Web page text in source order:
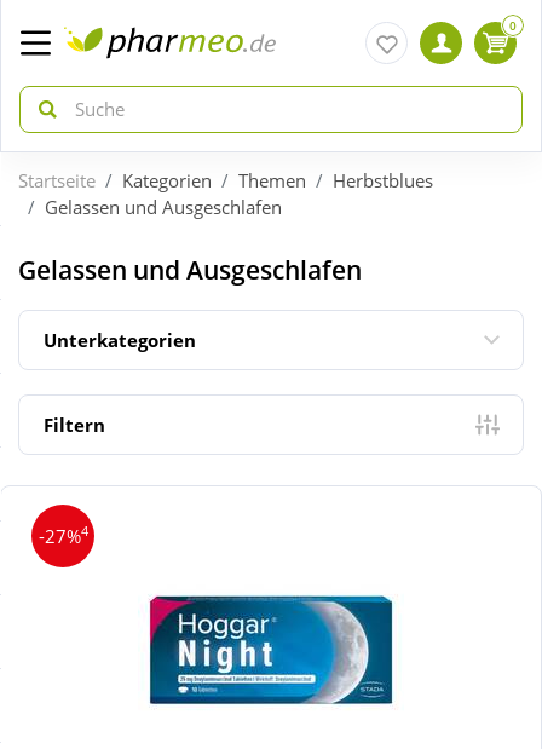
zurück
ÜBERSICHT AKTIONEN
Aktuelle Coupons
Neuheiten
Sale
zurück
ÜBERSICHT KATEGORIEN
Arzneimittel
Diabetes
Körperpflege & Kosmetik
0
Startseite Kategorien Themen
Herbstblues
Gelassen und Ausgeschlafen
Gelassen und Ausgeschlafen
Unterkategorien
Filtern
-27%4